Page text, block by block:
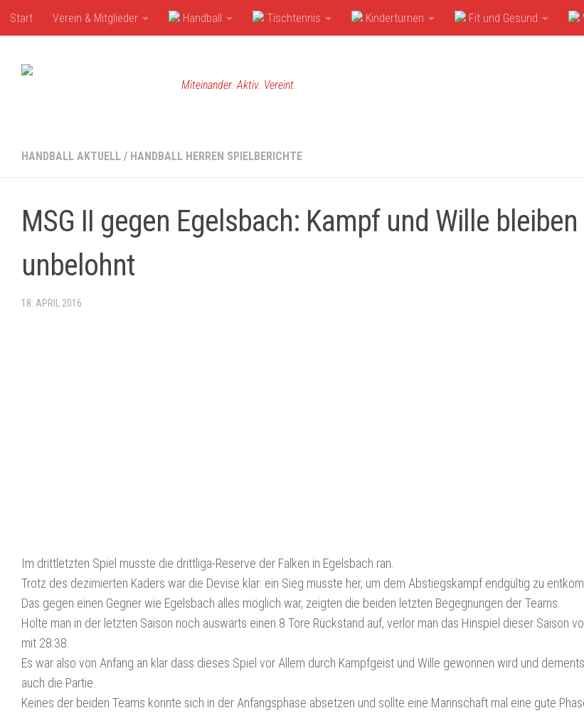
Zum Inhalt springen
Start Verein & Mitglieder Handball Tischtennis Kinderturnen Fit und Gesund
Miteinander. Aktiv. Vereint.
HANDBALL AKTUELL / HANDBALL HERREN SPIELBERICHTE
MSG II gegen Egelsbach: Kampf und Wille bleiben
unbelohnt
18. APRIL 2016
Im drittletzten Spiel musste die drittliga-Reserve der Falken in Egelsbach ran.
Trotz des dezimierten Kaders war die Devise klar: ein Sieg musste her, um dem Abstiegskampf endgültig zu
Das gegen einen Gegner wie Egelsbach alles möglich war, zeigten die beiden letzten Begegnungen der Teams.
Holte man in der letzten Saison noch auswärts einen 8 Tore Rückstand auf, verlor man das Hinspiel dieser Saison
mit 28:38.
Es war also von Anfang an klar dass dieses Spiel vor Allem durch Kampfgeist und Wille gewonnen wird und
auch die Partie.
Keines der beiden Teams konnte sich in der Anfangsphase absetzen und sollte eine Mannschaft mal eine gute